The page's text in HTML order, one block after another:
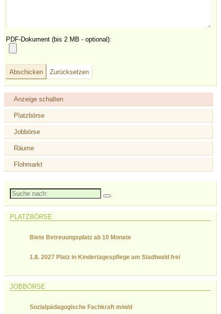
PDF-Dokument (bis 2 MB - optional):
Bitte lasse dieses Feld leer.
Anzeige schalten
Platzbörse
Jobbörse
Räume
Flohmarkt
Suche
nach:
PLATZBÖRSE
Biete Betreuungsplatz ab 10 Monate
1.8. 2027 Platz in Kindertagespflege am Stadtwald frei
JOBBÖRSE
Sozialpädagogische Fachkraft m/w/d